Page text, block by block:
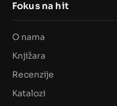
Fokus na hit
O nama
Knjižara
Recenzije
Katalozi